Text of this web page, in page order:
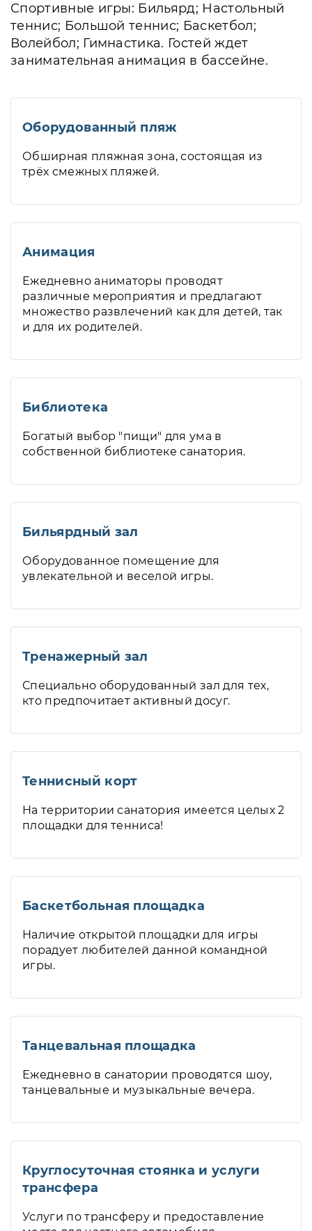
Спортивные игры: Бильярд; Настольный
теннис; Большой теннис; Баскетбол;
Волейбол; Гимнастика. Гостей ждет
занимательная анимация в бассейне.
Оборудованный пляж
Обширная пляжная зона, состоящая из
трёх смежных пляжей.
Анимация
Ежедневно аниматоры проводят
различные мероприятия и предлагают
множество развлечений как для детей, так
и для их родителей.
Библиотека
Богатый выбор "пищи" для ума в
собственной библиотеке санатория.
Бильярдный зал
Оборудованное помещение для
увлекательной и веселой игры.
Тренажерный зал
Специально оборудованный зал для тех,
кто предпочитает активный досуг.
Теннисный корт
На территории санатория имеется целых 2
площадки для тенниса!
Баскетбольная площадка
Наличие открытой площадки для игры
порадует любителей данной командной
игры.
Танцевальная площадка
Ежедневно в санатории проводятся шоу,
танцевальные и музыкальные вечера.
Круглосуточная стоянка и услуги
трансфера
Услуги по трансферу и предоставление